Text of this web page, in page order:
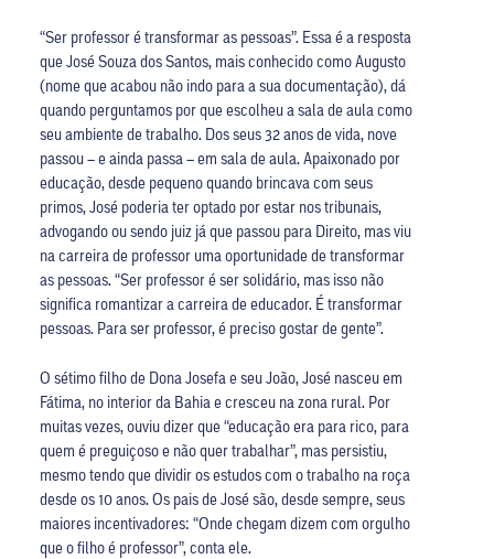
“Ser professor é transformar as pessoas”. Essa é a resposta
que José Souza dos Santos, mais conhecido como Augusto
(nome que acabou não indo para a sua documentação), dá
quando perguntamos por que escolheu a sala de aula como
seu ambiente de trabalho. Dos seus 32 anos de vida, nove
passou – e ainda passa – em sala de aula. Apaixonado por
educação, desde pequeno quando brincava com seus
primos, José poderia ter optado por estar nos tribunais,
advogando ou sendo juiz já que passou para Direito, mas viu
na carreira de professor uma oportunidade de transformar
as pessoas. “Ser professor é ser solidário, mas isso não
significa romantizar a carreira de educador. É transformar
pessoas. Para ser professor, é preciso gostar de gente”.
O sétimo filho de Dona Josefa e seu João, José nasceu em
Fátima, no interior da Bahia e cresceu na zona rural. Por
muitas vezes, ouviu dizer que “educação era para rico, para
quem é preguiçoso e não quer trabalhar”, mas persistiu,
mesmo tendo que dividir os estudos com o trabalho na roça
desde os 10 anos. Os pais de José são, desde sempre, seus
maiores incentivadores: “Onde chegam dizem com orgulho
que o filho é professor”, conta ele.